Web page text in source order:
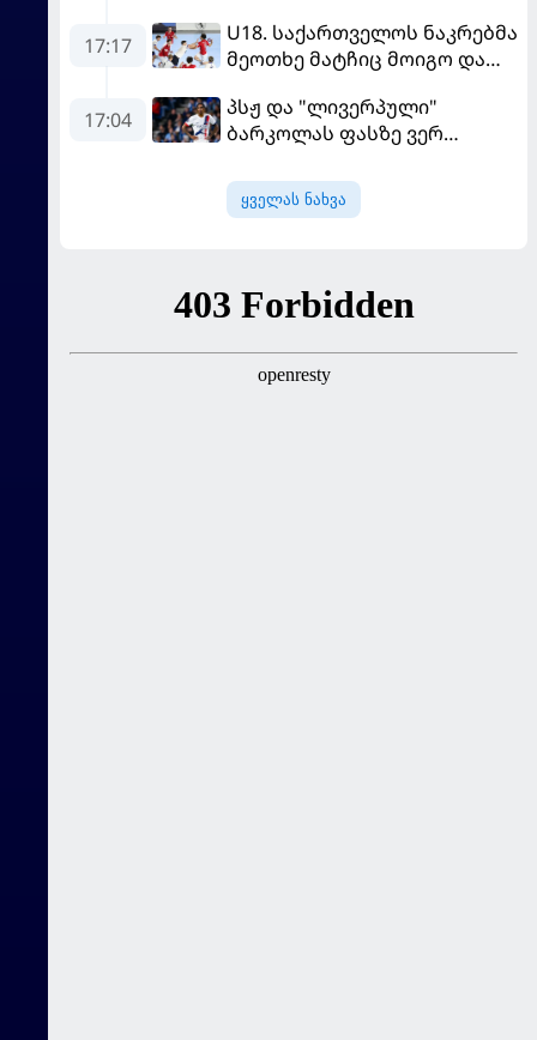
17:17
U18. საქართველოს ნაკრებმა
მეოთხე მატჩიც მოიგო და
გახდა
17:04
პსჟ და "ლივერპული"
ბარკოლას ფასზე ვერ
ყველას ნახვა